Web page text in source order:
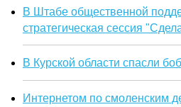
В Штабе общественной
стратегическая сессия
В Курской области спасли
Интернетом по смоленским